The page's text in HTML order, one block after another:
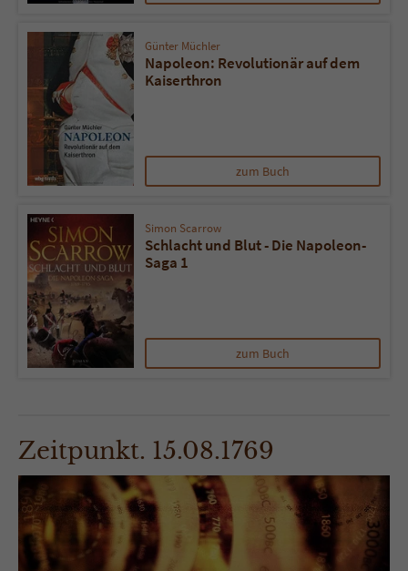
Günter Müchler
Napoleon: Revolutionär auf dem
Kaiserthron
zum Buch
Simon Scarrow
Schlacht und Blut - Die Napoleon-
Saga 1
zum Buch
Zeitpunkt. 15.08.1769